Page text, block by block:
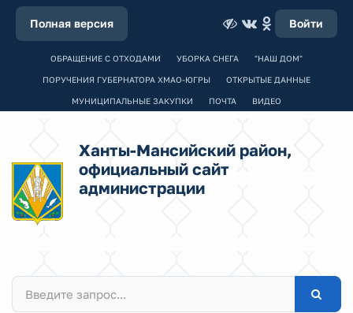
Полная версия Войти
ОБРАЩЕНИЕ С ОТХОДАМИ УБОРКА СНЕГА "НАШ ДОМ"
ПОРУЧЕНИЯ ГУБЕРНАТОРА ХМАО-ЮГРЫ ОТКРЫТЫЕ ДАННЫЕ
МУНИЦИПАЛЬНЫЕ ЗАКУПКИ ПОЧТА ВИДЕО
Ханты-Мансийский район,
официальный сайт
администрации